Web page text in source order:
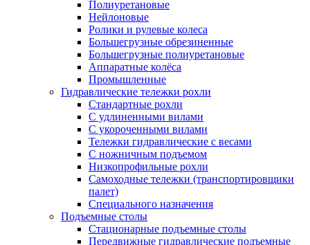
Полиуретановые
Нейлоновые
Ролики и рулевые колеса
Большегрузные обрезиненные
Большегрузные полиуретановые
Аппаратные колёса
Промышленные
Гидравлические тележки рохли
Стандартные рохли
С удлиненными вилами
С укороченными вилами
Тележки гидравлические с весами
С ножничным подъемом
Низкопрофильные рохли
Самоходные тележки (транспортировщики
палет)
Специального назначения
Подъемные столы
Стационарные подъемные столы
Передвижные гидравлические подъемные